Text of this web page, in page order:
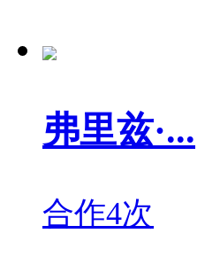
弗里兹·...
合作4次